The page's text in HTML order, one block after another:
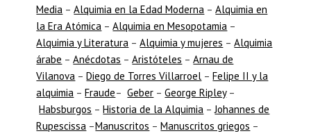
Media –Alquimia en la Edad Moderna –Alquimia en
la Era Atómica –Alquimia en Mesopotamia –
Alquimia y Literatura –Alquimia y mujeres –Alquimia
árabe –Anécdotas –Aristóteles –Arnau de
Vilanova –Diego de Torres Villarroel –Felipe II y la
alquimia –Fraude–Geber –George Ripley–
Habsburgos –Historia de la Alquimia –Johannes de
Rupescissa –Manuscritos –Manuscritos griegos –